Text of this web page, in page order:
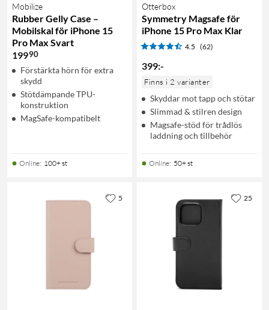
Mobilize
Rubber Gelly Case –
Mobilskal för iPhone 15
Pro Max Svart
19990
Förstärkta hörn för extra
skydd
Stötdämpande TPU-
konstruktion
MagSafe-kompatibelt
Online: 100+ st
Otterbox
Symmetry Magsafe för
iPhone 15 Pro Max Klar
4.5 (62)
399:-
Finns i 2 varianter
Skyddar mot tapp och stötar
Slimmad & stilren design
Magsafe-stöd för trådlös
laddning och tillbehör
Online: 50+ st
5 25